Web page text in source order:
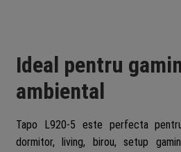
Ideal pentru
ambiental
Tapo L920-5 este perfecta
dormitor, living, birou, setup